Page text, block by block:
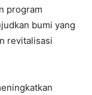
program
bumi yang
revitalisasi